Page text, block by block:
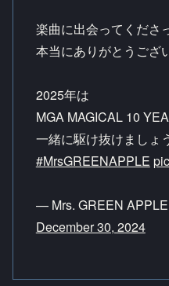
楽曲に出会ってくださ
本当にありがとうござ
2025年は
MGA MAGICAL 10
一緒に駆け抜けましょ
#MrsGREENAPPLE
— Mrs. GREEN
December 30, 2024